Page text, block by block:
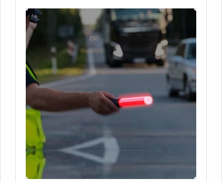
baixa visibilidade.